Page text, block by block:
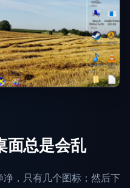
面总是会乱
，只有几个图标；然后下